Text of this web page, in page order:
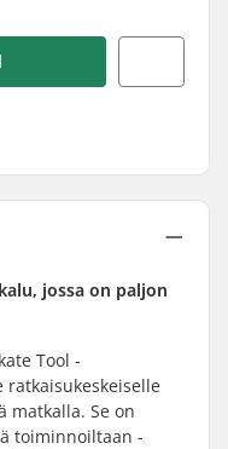
jossa on paljon
Tool -
matkalla. Se on
toiminnoiltaan -